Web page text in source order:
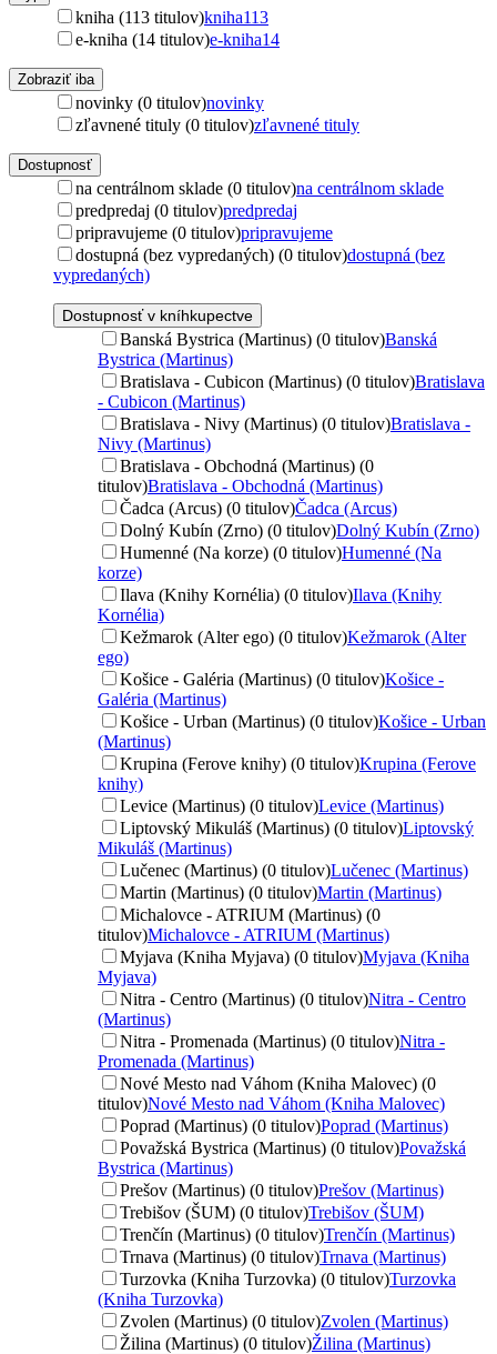
kniha (113 titulov)kniha113
e-kniha (14 titulov)e-kniha14
Zobraziť iba
novinky (0 titulov)novinky
zľavnené tituly (0 titulov)zľavnené tituly
Dostupnosť
na centrálnom sklade (0 titulov)na centrálnom sklade
predpredaj (0 titulov)predpredaj
pripravujeme (0 titulov)pripravujeme
dostupná (bez vypredaných) (0 titulov)dostupná (bez
vypredaných)
Dostupnosť v kníhkupectve
Banská Bystrica (Martinus) (0 titulov)Banská
Bystrica (Martinus)
Bratislava - Cubicon (Martinus) (0 titulov)Bratislava
- Cubicon (Martinus)
Bratislava - Nivy (Martinus) (0 titulov)Bratislava -
Nivy (Martinus)
Bratislava - Obchodná (Martinus) (0
titulov)Bratislava - Obchodná (Martinus)
Čadca (Arcus) (0 titulov)Čadca (Arcus)
Dolný Kubín (Zrno) (0 titulov)Dolný Kubín (Zrno)
Humenné (Na korze) (0 titulov)Humenné (Na
korze)
Ilava (Knihy Kornélia) (0 titulov)Ilava (Knihy
Kornélia)
Kežmarok (Alter ego) (0 titulov)Kežmarok (Alter
ego)
Košice - Galéria (Martinus) (0 titulov)Košice -
Galéria (Martinus)
Košice - Urban (Martinus) (0 titulov)Košice - Urban
(Martinus)
Krupina (Ferove knihy) (0 titulov)Krupina (Ferove
knihy)
Levice (Martinus) (0 titulov)Levice (Martinus)
Liptovský Mikuláš (Martinus) (0 titulov)Liptovský
Mikuláš (Martinus)
Lučenec (Martinus) (0 titulov)Lučenec (Martinus)
Martin (Martinus) (0 titulov)Martin (Martinus)
Michalovce - ATRIUM (Martinus) (0
titulov)Michalovce - ATRIUM (Martinus)
Myjava (Kniha Myjava) (0 titulov)Myjava (Kniha
Myjava)
Nitra - Centro (Martinus) (0 titulov)Nitra - Centro
(Martinus)
Nitra - Promenada (Martinus) (0 titulov)Nitra -
Promenada (Martinus)
Nové Mesto nad Váhom (Kniha Malovec) (0
titulov)Nové Mesto nad Váhom (Kniha Malovec)
Poprad (Martinus) (0 titulov)Poprad (Martinus)
Považská Bystrica (Martinus) (0 titulov)Považská
Bystrica (Martinus)
Prešov (Martinus) (0 titulov)Prešov (Martinus)
Trebišov (ŠUM) (0 titulov)Trebišov (ŠUM)
Trenčín (Martinus) (0 titulov)Trenčín (Martinus)
Trnava (Martinus) (0 titulov)Trnava (Martinus)
Turzovka (Kniha Turzovka) (0 titulov)Turzovka
(Kniha Turzovka)
Zvolen (Martinus) (0 titulov)Zvolen (Martinus)
Žilina (Martinus) (0 titulov)Žilina (Martinus)